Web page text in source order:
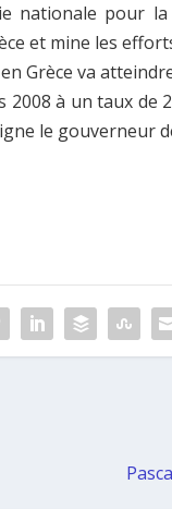
nationale pour
et mine les
Grèce va
à un taux de
le gouverneur